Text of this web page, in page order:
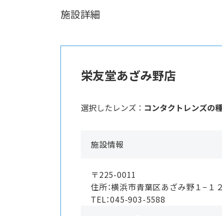
施設詳細
栄友堂あざみ野店
選択したレンズ ： コンタクトレンズの
施設情報
〒225-0011
住所：横浜市青葉区あざみ野１−１
TEL：045-903-5588